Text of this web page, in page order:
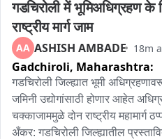
प्रशासन भले ही सबूत मिटाने में जुट
विभाग की 24 घंटे चलने वाली चेकिंग
गंभीर सवाल खड़े कर दिए हैं。
गडचिरोली में भूमिअधिग्रहण के
राष्ट्रीय मार्ग जाम
AA ASHISH AMBADE 18m
Gadchiroli, Maharashtra:
गडचिरोली जिल्ह्यात भूमी
जमिनी उद्योगांसाठी होणार आहेत
चक्काजाममुळे दोन राष्ट्रीय महामार्ग
अँकर: गडचिरोली जिल्ह्यातील